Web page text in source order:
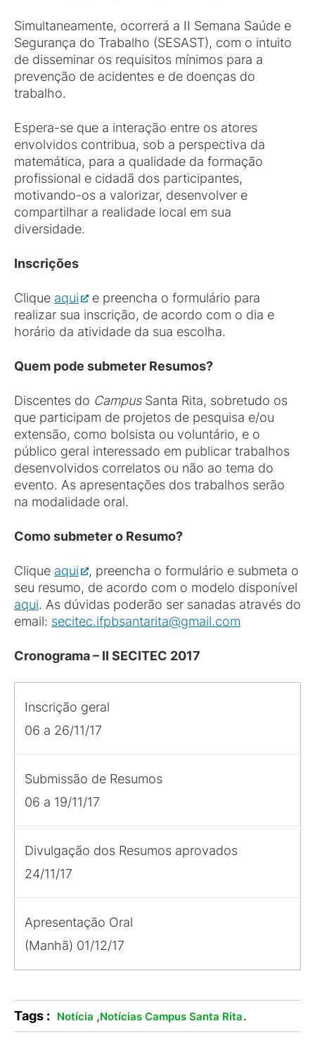
Simultaneamente, ocorrerá a II Semana Saúde e
Segurança do Trabalho (SESAST), com o intuito
de disseminar os requisitos mínimos para a
prevenção de acidentes e de doenças do
trabalho.
Espera-se que a interação entre os atores
envolvidos contribua, sob a perspectiva da
matemática, para a qualidade da formação
profissional e cidadã dos participantes,
motivando-os a valorizar, desenvolver e
compartilhar a realidade local em sua
diversidade.
Inscrições
Clique aqui
e preencha o formulário para
realizar sua inscrição, de acordo com o dia e
horário da atividade da sua escolha.
Quem pode submeter Resumos?
Discentes do CampusSanta Rita, sobretudo os
que participam de projetos de pesquisa e/ou
extensão, como bolsista ou voluntário, e o
público geral interessado em publicar trabalhos
desenvolvidos correlatos ou não ao tema do
evento. As apresentações dos trabalhos serão
na modalidade oral.
Como submeter o Resumo?
Clique aqui
, preencha o formulário e submeta o
seu resumo, de acordo com o modelo disponível
aqui. As dúvidas poderão ser sanadas através do
email: secitec.ifpbsantarita@gmail.com
Cronograma– II SECITEC 2017
Inscrição geral
06 a 26/11/17
Submissão de Resumos
06 a 19/11/17
Divulgação dos Resumos aprovados
24/11/17
Apresentação Oral
(Manhã) 01/12/17
Tags : Notícia ,Notícias Campus Santa Rita.